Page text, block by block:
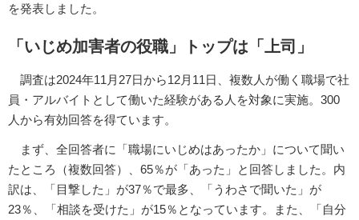
を発表しました。
「いじめ加害者の役職」トップは「上司」
調査は2024年11月27日から12月11日、複数人が働く職場で社
員・アルバイトとして働いた経験がある人を対象に実施。300
人から有効回答を得ています。
まず、全回答者に「職場にいじめはあったか」について聞い
たところ（複数回答）、65％が「あった」と回答しました。内
訳は、「目撃した」が37％で最多、「うわさで聞いた」が
23％、「相談を受けた」が15％となっています。また、「自分